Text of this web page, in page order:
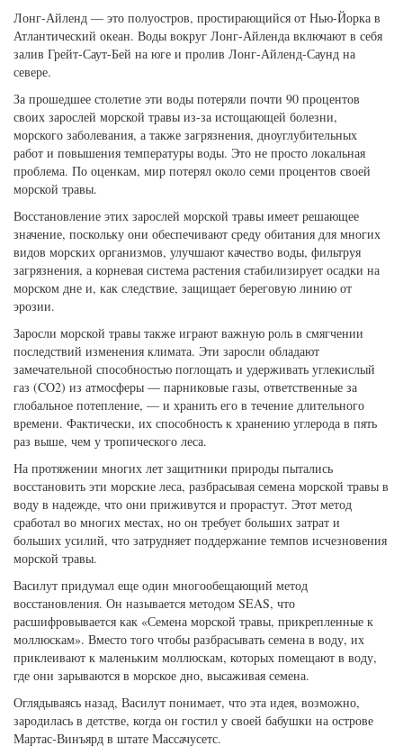
Лонг-Айленд — это полуостров, простирающийся от Нью-Йорка в
Атлантический океан. Воды вокруг Лонг-Айленда включают в себя
залив Грейт-Саут-Бей на юге и пролив Лонг-Айленд-Саунд на
севере.
За прошедшее столетие эти воды потеряли почти 90 процентов
своих зарослей морской травы из-за истощающей болезни,
морского заболевания, а также загрязнения, дноуглубительных
работ и повышения температуры воды. Это не просто локальная
проблема. По оценкам, мир потерял около семи процентов своей
морской травы.
Восстановление этих зарослей морской травы имеет решающее
значение, поскольку они обеспечивают среду обитания для многих
видов морских организмов, улучшают качество воды, фильтруя
загрязнения, а корневая система растения стабилизирует осадки на
морском дне и, как следствие, защищает береговую линию от
эрозии.
Заросли морской травы также играют важную роль в смягчении
последствий изменения климата. Эти заросли обладают
замечательной способностью поглощать и удерживать углекислый
газ (CO2) из атмосферы — парниковые газы, ответственные за
глобальное потепление, — и хранить его в течение длительного
времени. Фактически, их способность к хранению углерода в пять
раз выше, чем у тропического леса.
На протяжении многих лет защитники природы пытались
восстановить эти морские леса, разбрасывая семена морской травы в
воду в надежде, что они приживутся и прорастут. Этот метод
сработал во многих местах, но он требует больших затрат и
больших усилий, что затрудняет поддержание темпов исчезновения
морской травы.
Василут придумал еще один многообещающий метод
восстановления. Он называется методом SEAS, что
расшифровывается как «Семена морской травы, прикрепленные к
моллюскам». Вместо того чтобы разбрасывать семена в воду, их
приклеивают к маленьким моллюскам, которых помещают в воду,
где они зарываются в морское дно, высаживая семена.
Оглядываясь назад, Василут понимает, что эта идея, возможно,
зародилась в детстве, когда он гостил у своей бабушки на острове
Мартас-Винъярд в штате Массачусетс.